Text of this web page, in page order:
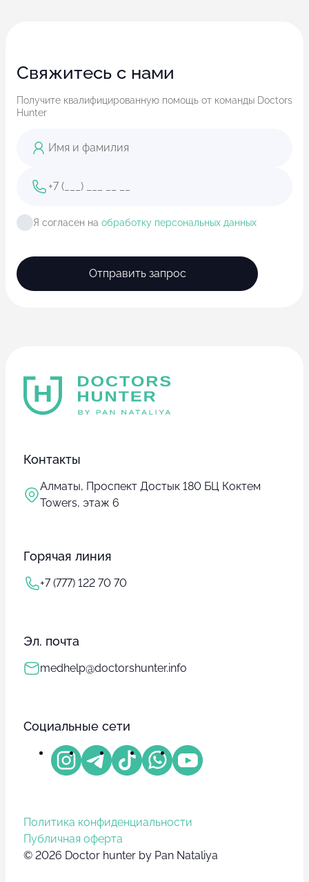
Свяжитесь с нами
Получите квалифицированную помощь от команды Doctors
Hunter
Я согласен на обработку персональных данных
Отправить запрос
Контакты
Алматы, Проспект Достык 180 БЦ Коктем
Towers, этаж 6
Горячая линия
+7 (777) 122 70 70
Эл. почта
medhelp@doctorshunter.info
Социальные сети
Политика конфиденциальности
Публичная оферта
© 2026 Doctor hunter by Pan Nataliya